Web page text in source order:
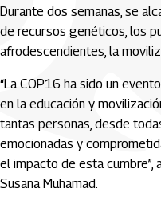
Durante dos semanas, se
de recursos genéticos, los
afrodescendientes, la
“La COP16 ha sido un
en la educación y
tantas personas, desde
emocionadas y
el impacto de esta cumbre”,
Susana Muhamad.